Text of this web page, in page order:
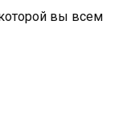
вы всем